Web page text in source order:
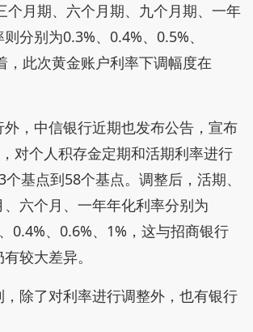
个月期、六个月期、九个月期、一年
分别为0.3%、0.4%、0.5%、
，此次黄金账户利率下调幅度在
外，中信银行近期也发布公告，宣布
对个人积存金定期和活期利率进行
基点到58个基点。调整后，活期、
六个月、一年年化利率分别为
0.4%、0.6%、1%，这与招商银行
较大差异。
除了对利率进行调整外，也有银行